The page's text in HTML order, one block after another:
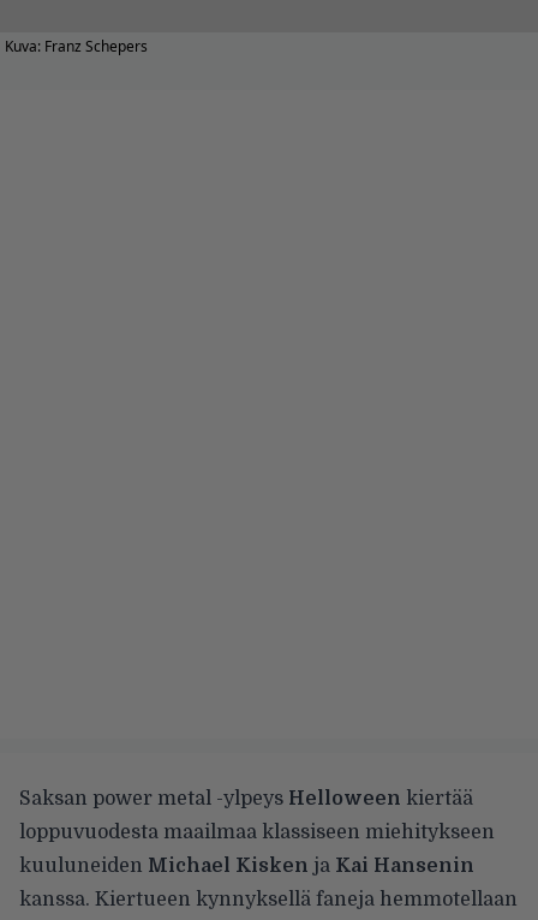
Kuva: Franz Schepers
Saksan power metal -ylpeys Helloween kiertää
loppuvuodesta maailmaa klassiseen miehitykseen
kuuluneiden Michael Kisken ja Kai Hansenin
kanssa. Kiertueen kynnyksellä faneja hemmotellaan